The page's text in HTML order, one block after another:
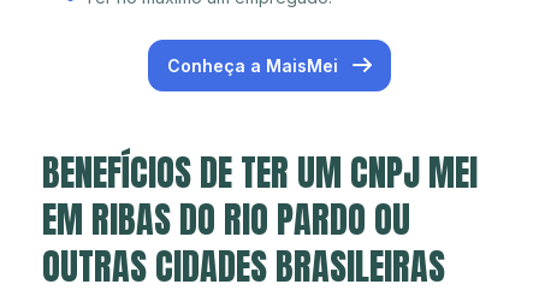
Conheça a MaisMei
BENEFÍCIOS DE TER UM CNPJ MEI
EM RIBAS DO RIO PARDO OU
OUTRAS CIDADES BRASILEIRAS